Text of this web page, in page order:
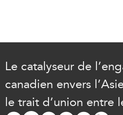
Le catalyseur de
canadien envers
le trait d’union entre